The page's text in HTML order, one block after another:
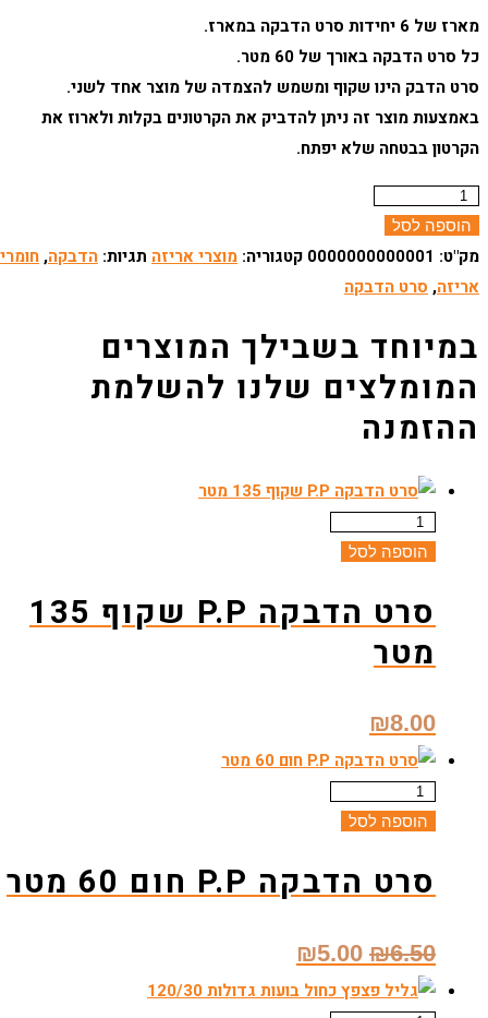
היה:
₪30.00.
הוא:
₪25.00.
מארז של 6 יחידות סרט הדבקה במארז.
כל סרט הדבקה באורך של 60 מטר.
סרט הדבק הינו שקוף ומשמש להצמדה של מוצר אחד לשני.
באמצעות מוצר זה ניתן להדביק את הקרטונים בקלות ולארוז את
הקרטון בבטחה שלא יפתח.
כמות
של
מארז
של
סרטי
הדבקה
שקוף
הוספה לסל
מק"ט:0000000000001קטגוריה:מוצרי אריזהתגיות:הדבקה,חומרי
אריזה,סרט הדבקה
הוספה לסל
סרט הדבקה P.P שקוף 135
מטר
₪8.00
הוספה לסל
סרט הדבקה P.P חום 60 מטר
₪6.50
המחיר
המקורי
₪5.00
המחיר
הנוכחי